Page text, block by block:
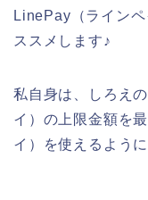
LinePay（ライン
ススメします♪
私自身は、しろえ
イ）の上限金額を
イ）を使えるよう